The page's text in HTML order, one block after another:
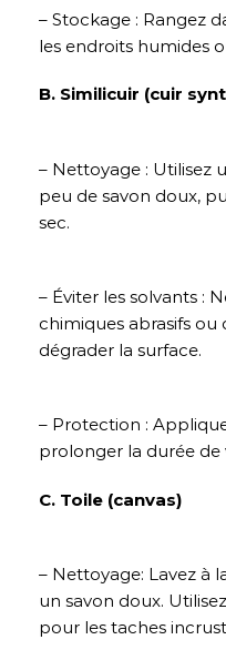
– Stockage : Rangez
les endroits humides
B. Similicuir (cuir
– Nettoyage : Utilisez
peu de savon doux,
sec.
– Éviter les solvants :
chimiques abrasifs ou
dégrader la surface.
– Protection :
prolonger la durée de
C. Toile (canvas)
– Nettoyage: Lavez à
un savon doux.
pour les taches